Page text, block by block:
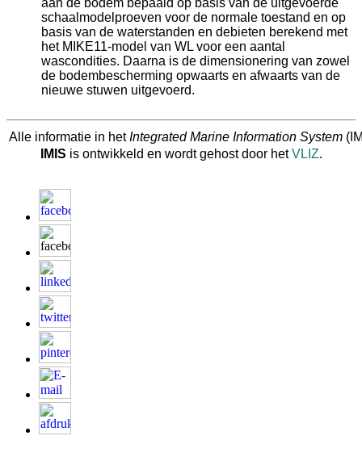
schaalmodelproeven voor de normale toestand en op
basis van de waterstanden en debieten berekend met
het MIKE11-model van WL voor een aantal
wascondities. Daarna is de dimensionering van zowel
de bodembescherming opwaarts en afwaarts van de
nieuwe stuwen uitgevoerd.
Alle informatie in hetIntegrated Marine Information System
IMIS is ontwikkeld en wordt gehost door hetVLIZ.